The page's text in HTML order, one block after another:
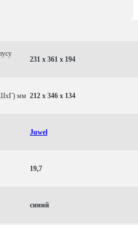
231 x 361 x 194
мм 212 x 346 x 134
Juwel
19,7
синий